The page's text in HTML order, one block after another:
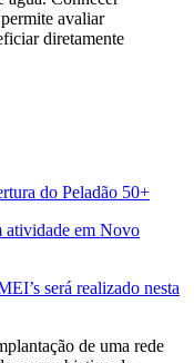
avaliar
diretamente
do Peladão 50+
atividade em Novo
será realizado nesta
de uma rede